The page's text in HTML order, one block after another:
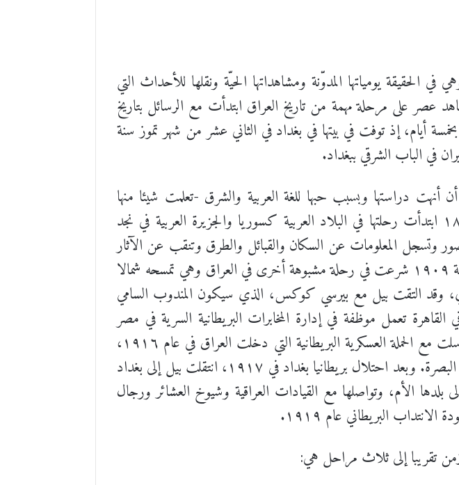
الحقيقة يومياتها المدوّنة ومشاهداتها الحيّة ونقلها للأحداث التي
عصر على مرحلة مهمة من تاريخ العراق ابتدأت مع الرسائل بتاريخ
١٩١٧ إلى السابع من تموز سنة ١٩٢٦ قبل وفاتها بخمسة أيام، إذ توفت في بيتها في بغداد في الثاني عشر من شهر تموز سنة
بريطانيا. بعد أن أنهت دراستها وبسبب حبها للغة العربية والشرق -تعلمت شيئا منها
وقواعدها- انتقلت إلى إيران لتقيم عند خالها عدة سنوات، وفي سنة ١٨٩٩ ابتدأت رحلتها في البلاد العربية كسوريا والجزيرة العربية في نجد
وتسجل المعلومات عن السكان والقبائل والطرق وتنقب عن الآثار
ودونت المشاهدات وكان مما كتبته كتاب سوريا: البادية والمعمورة. وفي سنة ١٩٠٩ شرعت في رحلة مشبوهة أخرى في العراق وهي تمسحه شمالا
وقد التقت بيل مع بيرسي كوكس، الذي سيكون المندوب السامي
بعد، في بغداد في هذه السنة. وفي عام ١٩١٥ كانت في القاهرة تعمل موظفة في إدارة المخابرات البريطانية السرية في مصر
(المكتب العربي). ونظرا لخبراتها وما تملكه من معلومات عن العراق أرسلت مع الحملة العسكرية البريطانية التي دخلت العراق في عام ١٩١٦،
وعينت لأول مرة في ٢٦ حزيران من ذات العام، في المكتب العربي فرع البصرة. وبعد احتلال بريطانيا بغداد في ١٩١٧، انتقلت بيل إلى بغداد
الأم، وتواصلها مع القيادات العراقية وشيوخ العشائر ورجال
البريطاني عام ١٩١٩.
تقريبا إلى ثلاث مراحل هي: